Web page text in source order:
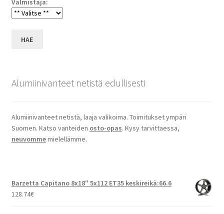
Valmistaja:
HAE
Alumiinivanteet netistä edullisesti
Alumiinivanteet netistä, laaja valikoima. Toimitukset ympäri
Suomen. Katso vanteiden osto-opas. Kysy tarvittaessa,
neuvommemielellämme.
Barzetta Capitano 8x18" 5x112 ET35 keskireikä:66.6
128.74€